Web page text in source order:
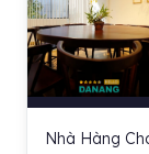
Nhà Hàng